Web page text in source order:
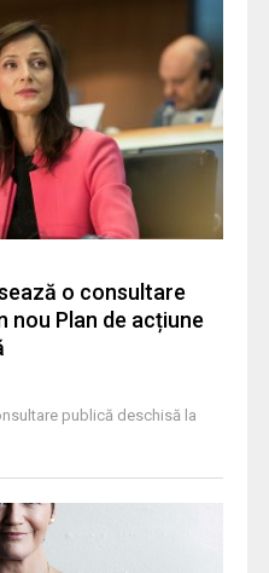
o consultare
nou Plan de acțiune
publică deschisă la